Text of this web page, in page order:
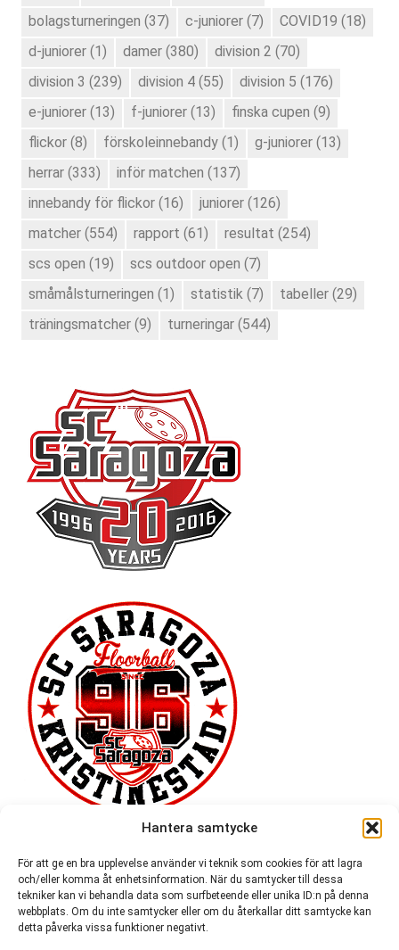
Hantera samtycke
För att ge en bra upplevelse använder vi teknik som cookies för att lagra
och/eller komma åt enhetsinformation. När du samtycker till dessa
tekniker kan vi behandla data som surfbeteende eller unika ID:n på denna
webbplats. Om du inte samtycker eller om du återkallar ditt samtycke kan
detta påverka vissa funktioner negativt.
bolagsturneringen (37) c-juniorer (7) COVID19 (18)
d-juniorer (1) damer (380) division 2 (70)
division 3 (239) division 4 (55) division 5 (176)
e-juniorer (13) f-juniorer (13) finska cupen (9)
flickor (8) förskoleinnebandy (1) g-juniorer (13)
herrar (333) inför matchen (137)
innebandy för flickor (16) juniorer (126)
matcher (554) rapport (61) resultat (254)
scs open (19) scs outdoor open (7)
småmålsturneringen (1) statistik (7) tabeller (29)
träningsmatcher (9) turneringar (544)